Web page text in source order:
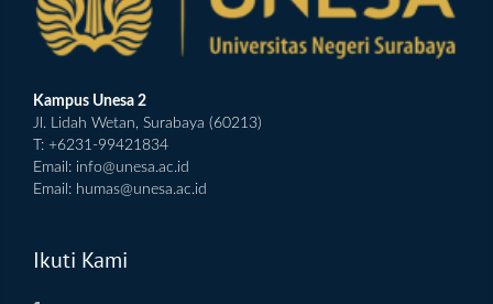
Kampus Unesa 2
Jl. Lidah Wetan, Surabaya (60213)
T: +6231-99421834
Email: info@unesa.ac.id
Email: humas@unesa.ac.id
Ikuti Kami